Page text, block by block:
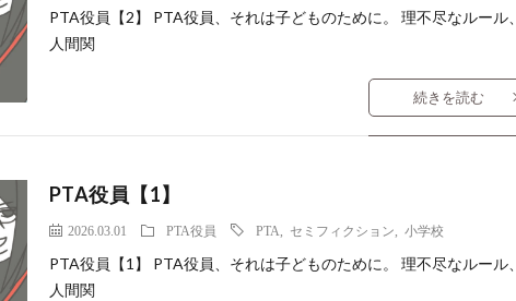
PTA役員【2】 PTA役員、それは子どものために。 理不尽なルール、
人間関
続きを読む
PTA役員【1】
2026.03.01 PTA役員 PTA セミフィクション 小学校
PTA役員【1】 PTA役員、それは子どものために。 理不尽なルール、
人間関